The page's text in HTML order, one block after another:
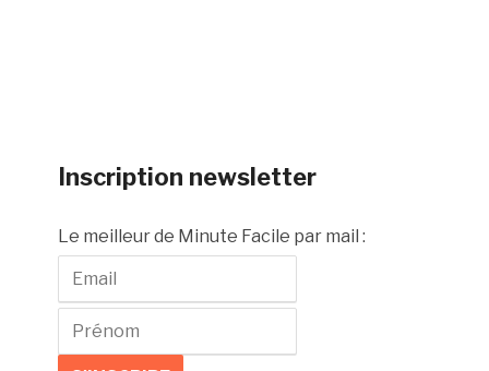
Inscription newsletter
Le meilleur de Minute Facile par mail :